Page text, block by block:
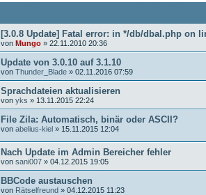
[3.0.8 Update] Fatal error: in */db/dbal.php on
von Mungo » 22.11.2010 20:36
Update von 3.0.10 auf 3.1.10
von Thunder_Blade » 02.11.2016 07:59
Sprachdateien aktualisieren
von yks » 13.11.2015 22:24
File Zila: Automatisch, binär oder ASCII?
von abelius-kiel » 15.11.2015 12:04
Nach Update im Admin Bereicher fehler
von sani007 » 04.12.2015 19:05
BBCode austauschen
von Rätselfreund » 04.12.2015 11:23